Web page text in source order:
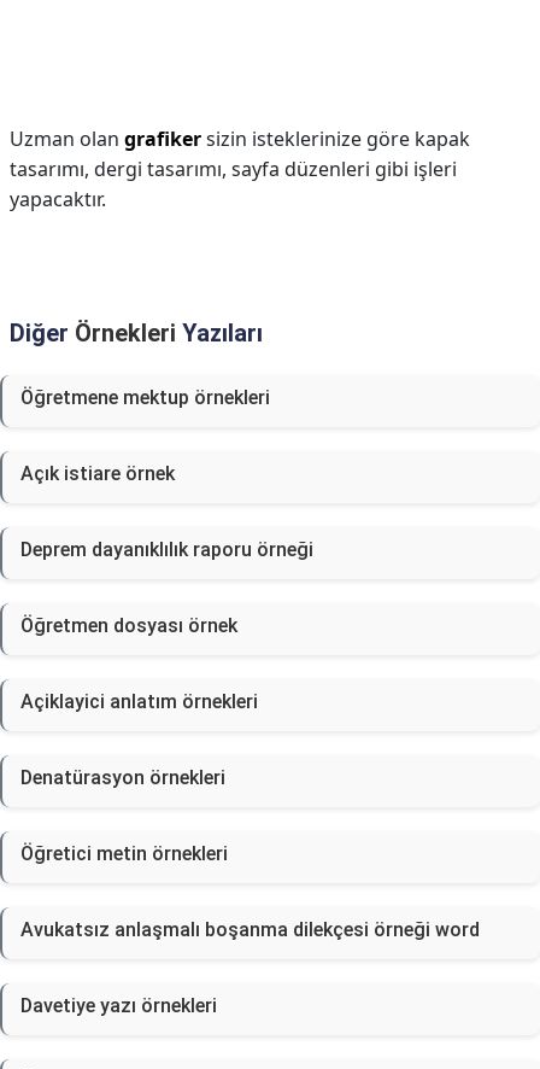
Uzman olan grafikersizin isteklerinize göre kapak
tasarımı, dergi tasarımı, sayfa düzenleri gibi işleri
yapacaktır.
Diğer Örnekleri Yazıları
Öğretmene mektup örnekleri
Açık istiare örnek
Deprem dayanıklılık raporu örneği
Öğretmen dosyası örnek
Açiklayici anlatım örnekleri
Denatürasyon örnekleri
Öğretici metin örnekleri
Avukatsız anlaşmalı boşanma dilekçesi örneği word
Davetiye yazı örnekleri